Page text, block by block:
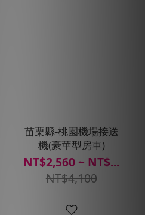
苗栗縣-桃園機場接送
機(豪華型房車)
NT$2,560 ~ NT$...
NT$4,100